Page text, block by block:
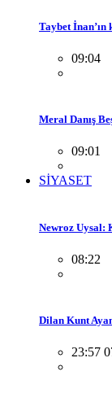
Taybet İnan’ın
09:04
Meral Danış
09:01
SİYASET
Newroz Uysal:
08:22
Dilan Kunt
23:57